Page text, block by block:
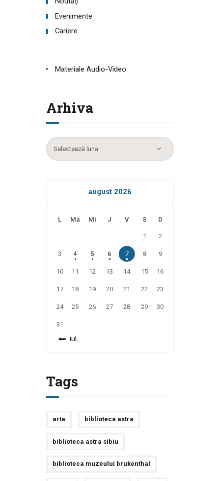
Evenimente
Cariere
Materiale Audio-Video
Arhiva
Arhiva
august 2026
L Ma Mi J V S D
1 2
3 4 5 6 7 8 9
10 11 12 13 14 15 16
17 18 19 20 21 22 23
24 25 26 27 28 29 30
31
« iul.
Tags
arta biblioteca astra
biblioteca astra sibiu
biblioteca muzeului brukenthal